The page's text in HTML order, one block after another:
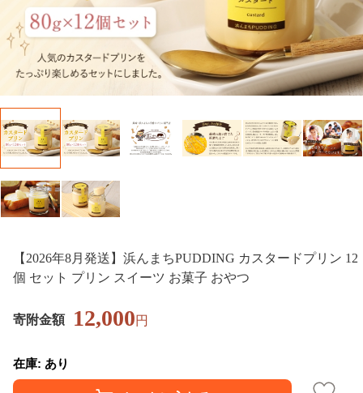
【2026年8月発送】浜んまちPUDDING カスタードプリン 12
個 セット プリン スイーツ お菓子 おやつ
寄附金額 12,000円
在庫: あり